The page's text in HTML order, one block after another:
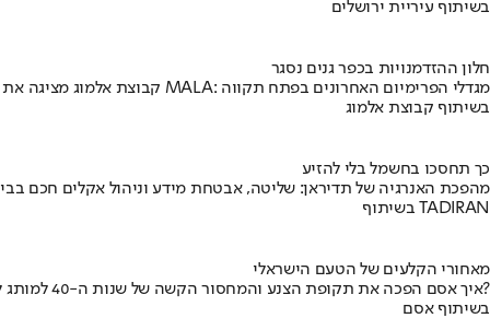
בשיתוף עיריית ירושלים
חלון ההזדמנויות בכפר גנים נסגר
קבוצת אלמוג מציגה את פרויקט MALA: מגדלי הפרימיום האחרונים בפתח תקווה
בשיתוף קבוצת אלמוג
כך תחסכו בחשמל בלי להזיע
מהפכת האנרגיה של תדיראן: שליטה, אבטחת מידע וניהול אקלים חכם
בשיתוף TADIRAN
מאחורי הקלעים של הטעם הישראלי
איך אסם הפכה את תקופת הצנע והמחסור הקשה של שנות ה-40 למותג לאומי?
בשיתוף אסם